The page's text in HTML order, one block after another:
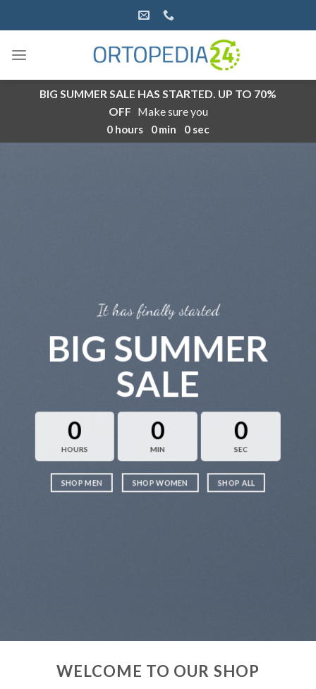
BIG SUMMER SALE HAS STARTED. UP TO 70%
OFF Make sure you
0 hours 0min 0 sec
It has finally started
BIG SUMMER
SALE
0
HOURS
0
MIN
0
SEC
SHOP MEN SHOP WOMEN SHOP ALL
WELCOME TO OUR SHOP